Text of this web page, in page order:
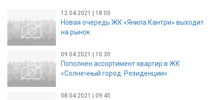
12.04.2021 | 18:00
Новая очередь ЖК «Янила Кантри» выходит
на рынок
09.04.2021 | 10:30
Пополнен ассортимент квартир в ЖК
«Солнечный город. Резиденции»
08.04.2021 | 09:45